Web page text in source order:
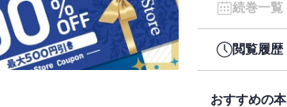
続巻一覧
閲覧履歴
おすすめの本